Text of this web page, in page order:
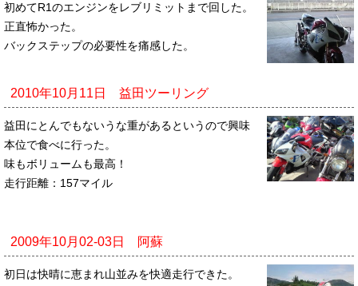
初めてR1のエンジンをレブリミットまで回した。
正直怖かった。
バックステップの必要性を痛感した。
2010年10月11日 益田ツーリング
益田にとんでもないうな重があるというので興味
本位で食べに行った。
味もボリュームも最高！
走行距離：157マイル
2009年10月02-03日 阿蘇
初日は快晴に恵まれ山並みを快適走行できた。